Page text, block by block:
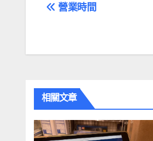
文
導
營業時間
相關文章